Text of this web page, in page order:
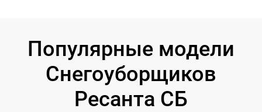
Популярные модели
Снегоуборщиков
Ресанта СБ